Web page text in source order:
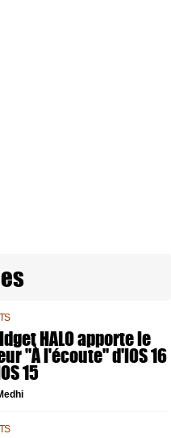
HALO apporte le
"À l'écoute" d'iOS 16
15